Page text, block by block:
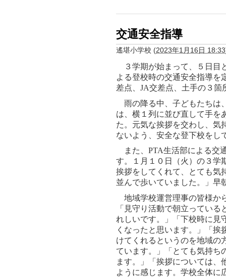
交通安全指導
遙堪小学校 (2023年1月16日 18:33
３学期が始まって、５日目
よる登校時の交通安全指導を
差点、 JA交差点、土手の３箇
雨の降る中、子どもたちは
は、横１列に並び直して手を
た。元気な挨拶を交わし、気
ないよう、安全な登下校をし
また、 PTA生活部による交
す。１月１０日（火）の３学
挨拶をしてくれて、とても気
並んで歩いていました。」早
地域学校運営理事の皆様か
「 見守り活動で朝立っている
れしいです。」「下校時に見
くなったと思います。」「挨
けてくれるというのを地域の
ています。」「とても気持ち
ます。」「挨拶については、
ように感じます。学校全体に